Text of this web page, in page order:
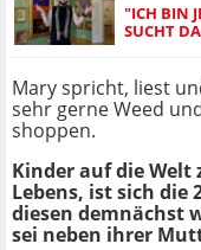
"ICH BIN
SUCHT
Mary spricht, liest
sehr gerne Weed
shoppen.
Kinder auf die Welt
Lebens, ist sich die
diesen demnächst
sei neben ihrer